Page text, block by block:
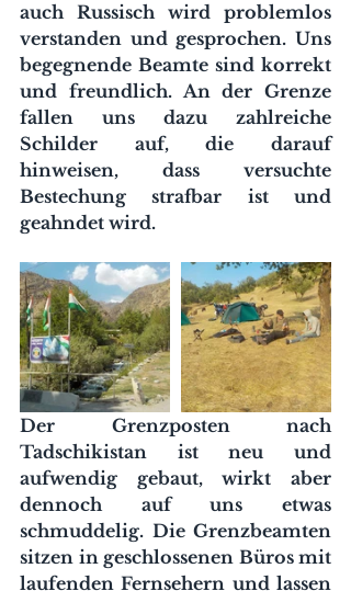
auch Russisch wird problemlos
verstanden und gesprochen. Uns
begegnende Beamte sind korrekt
und freundlich. An der Grenze
fallen uns dazu zahlreiche
Schilder auf, die darauf
hinweisen, dass versuchte
Bestechung strafbar ist und
geahndet wird.
Der Grenzposten nach
Tadschikistan ist neu und
aufwendig gebaut, wirkt aber
dennoch auf uns etwas
schmuddelig. Die Grenzbeamten
sitzen in geschlossenen Büros mit
laufenden Fernsehern und lassen